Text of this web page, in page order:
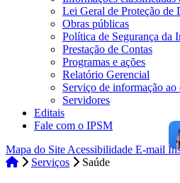
Lei Geral de Proteção de
Obras públicas
Política de Segurança da
Prestação de Contas
Programas e ações
Relatório Gerencial
Serviço de informação ao
Servidores
Editais
Fale com o IPSM
Mapa do Site Acessibilidade E-mail
Serviços
Saúde